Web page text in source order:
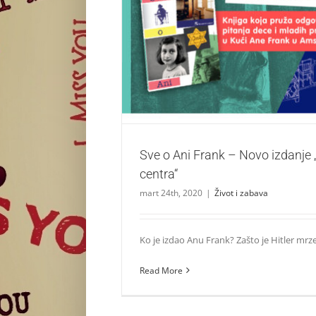
Sve o Ani Frank – Novo izdanje
Život i zabava
Sve o Ani Frank – Novo izdanje
centra“
mart 24th, 2020 | Život i zabava
Ko je izdao Anu Frank? Zašto je Hitler
Read More